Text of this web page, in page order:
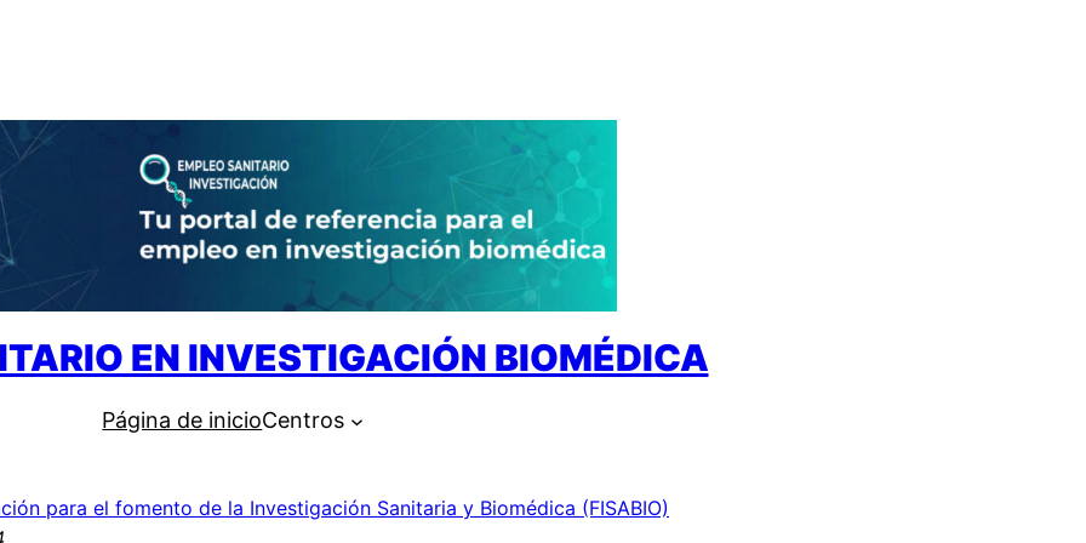
EN INVESTIGACIÓN BIOMÉDICA
Página de inicioCentros
para el fomento de la Investigación Sanitaria y Biomédica (FISABIO)